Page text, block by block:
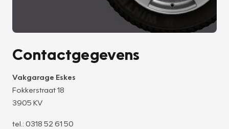
Contactgegevens
Vakgarage Eskes
Fokkerstraat 18
3905 KV
tel.: 0318 52 61 50